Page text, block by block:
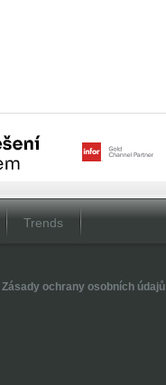
Trends
Zásady ochrany osobních údajů|